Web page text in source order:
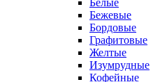
Белые
Бежевые
Бордовые
Графитовые
Желтые
Изумрудные
Кофейные